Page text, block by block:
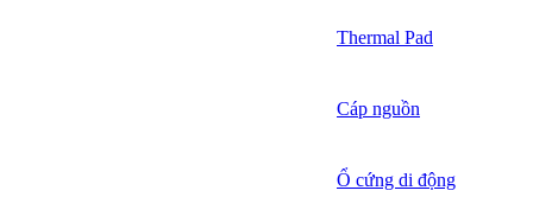
Thermal Pad
Cáp nguồn
Ổ cứng di động